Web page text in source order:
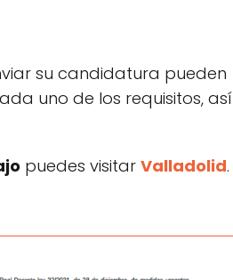
su candidatura pueden
uno de los requisitos, así
puedes visitar Valladolid.